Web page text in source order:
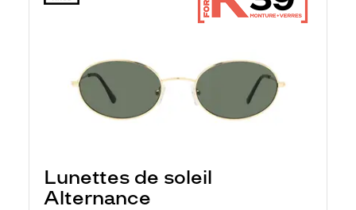
Lunettes de soleil
Alternance